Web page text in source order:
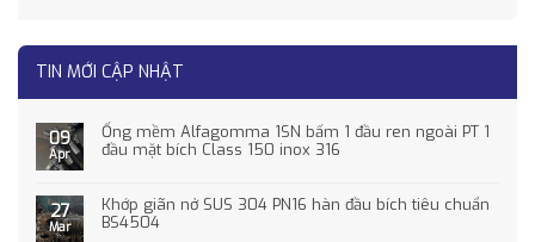
TIN MỚI CẬP NHẬT
09
Apr
Ống mềm Alfagomma 1SN bấm 1 đầu ren ngoài PT 1
đầu mặt bích Class 150 inox 316
27
Mar
Khớp giãn nở SUS 304 PN16 hàn đầu bích tiêu chuẩn
BS4504